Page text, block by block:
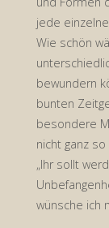
jede
Wie schön
bewundern
bunten
besondere
nicht ganz so
„Ihr sollt
wünsche ich